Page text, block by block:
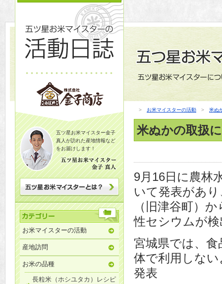
五ツ星お米マイスター金子
真人が訪れた産地情報など
をお届けします！
お米マイスターの活動
産地訪問
お米の品種
長粒米（ホシユタカ）レシピ
> お米マイスターの活動 > 米ぬ
米ぬかの取扱
9月16日に農林
いて発表があ
（旧津谷町）
性セシウムが
宮城県では、
体で利用しな
発表